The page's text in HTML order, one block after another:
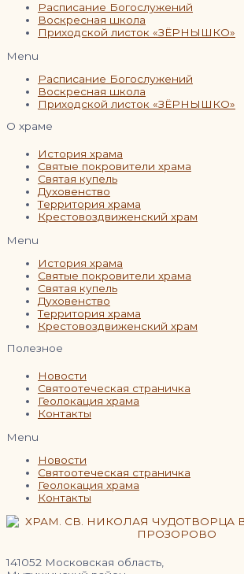
Расписание Богослужений
Воскресная школа
Приходской листок «ЗЁРНЫШКО»
Menu
Расписание Богослужений
Воскресная школа
Приходской листок «ЗЁРНЫШКО»
О храме
История храма
Святые покровители храма
Святая купель
Духовенство
Территория храма
Крестовоздвиженский храм
Menu
История храма
Святые покровители храма
Святая купель
Духовенство
Территория храма
Крестовоздвиженский храм
Полезное
Новости
Святоотеческая страничка
Геолокация храма
Контакты
Menu
Новости
Святоотеческая страничка
Геолокация храма
Контакты
141052 Московская область,